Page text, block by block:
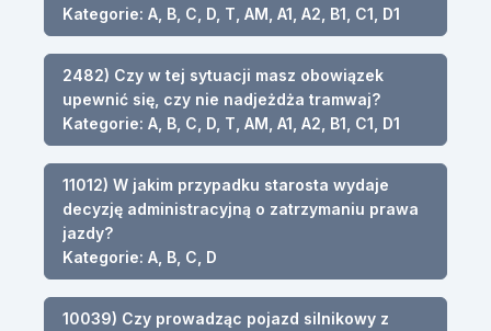
Kategorie: A, B, C, D, T, AM, A1, A2, B1, C1, D1
2482) Czy w tej sytuacji masz obowiązek
upewnić się, czy nie nadjeżdża tramwaj?
Kategorie: A, B, C, D, T, AM, A1, A2, B1, C1, D1
11012) W jakim przypadku starosta wydaje
decyzję administracyjną o zatrzymaniu prawa
jazdy?
Kategorie: A, B, C, D
10039) Czy prowadząc pojazd silnikowy z